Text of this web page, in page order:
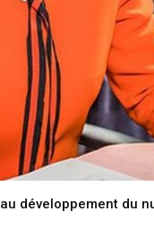
développement du